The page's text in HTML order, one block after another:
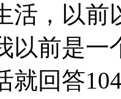
活，以前
以前是一
就回答